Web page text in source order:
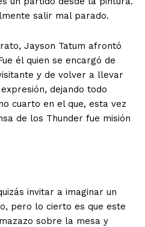
salir mal parado.
Jayson Tatum afrontó
él quien se encargó de
y de volver a llevar
dejando todo
cuarto en el que, esta vez
de los Thunder fue misión
invitar a imaginar un
pero lo cierto es que este
sobre la mesa y